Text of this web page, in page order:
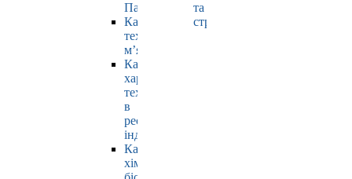
Павлюк
Кафедра
технології
м’яса
Кафедра
харчових
технологій
в
ресторанній
індустрії
Кафедра
хімії,
та
страхування